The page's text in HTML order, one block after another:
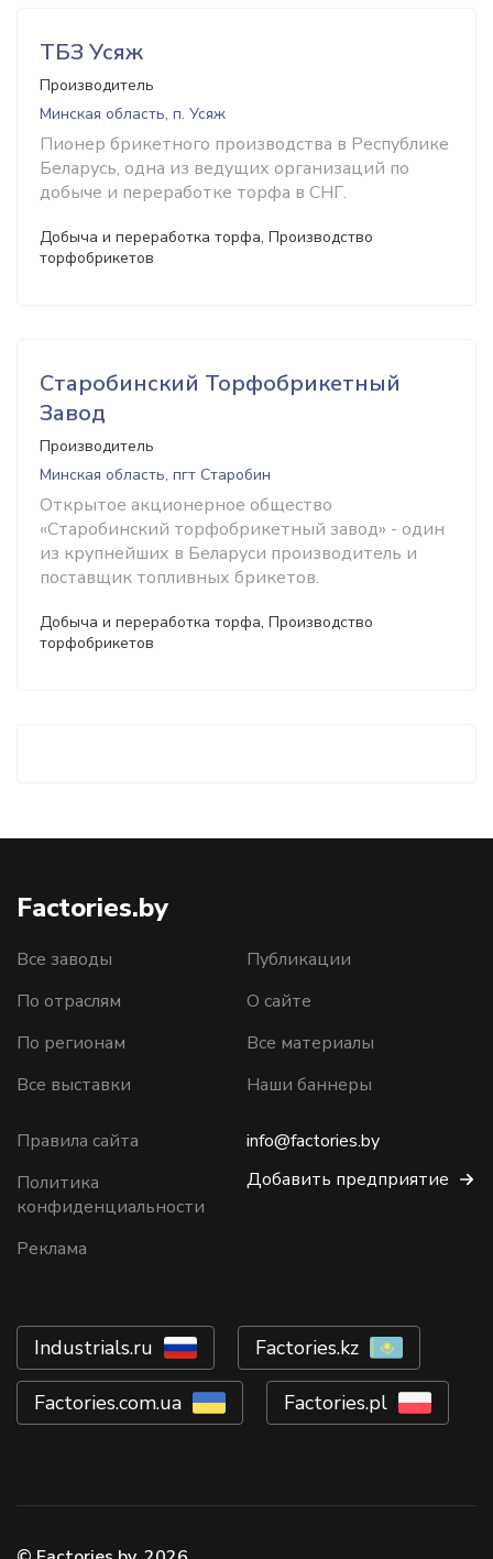
ТБЗ Усяж
Производитель
Минская область, п. Усяж
Пионер брикетного производства в Республике
Беларусь, одна из ведущих организаций по
добыче и переработке торфа в СНГ.
Добыча и переработка торфа, Производство
торфобрикетов
Старобинский Торфобрикетный
Завод
Производитель
Минская область, пгт Старобин
Открытое акционерное общество
«Старобинский торфобрикетный завод» - один
из крупнейших в Беларуси производитель и
поставщик топливных брикетов.
Добыча и переработка торфа, Производство
торфобрикетов
Factories.by
Все заводы
По отраслям
По регионам
Все выставки
Публикации
О сайте
Все материалы
Наши баннеры
Правила сайта
Политика
конфиденциальности
Реклама
info@factories.by
Добавить предприятие
Industrials.ru Factories.kz
Factories.com.ua Factories.pl